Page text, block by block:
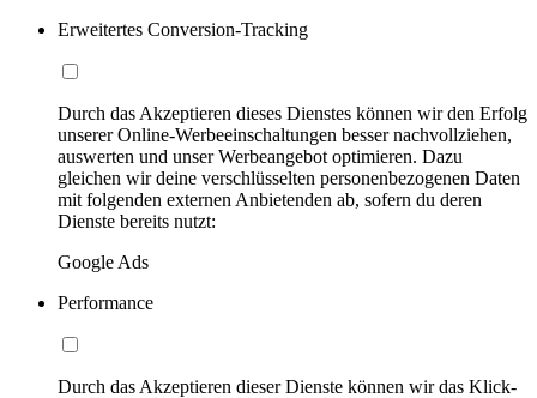
Erweitertes Conversion-Tracking
Durch das Akzeptieren dieses Dienstes können wir den Erfolg
unserer Online-Werbeeinschaltungen besser nachvollziehen,
auswerten und unser Werbeangebot optimieren. Dazu
gleichen wir deine verschlüsselten personenbezogenen Daten
mit folgenden externen Anbietenden ab, sofern du deren
Dienste bereits nutzt:
Google Ads
Performance
Durch das Akzeptieren dieser Dienste können wir das Klick-